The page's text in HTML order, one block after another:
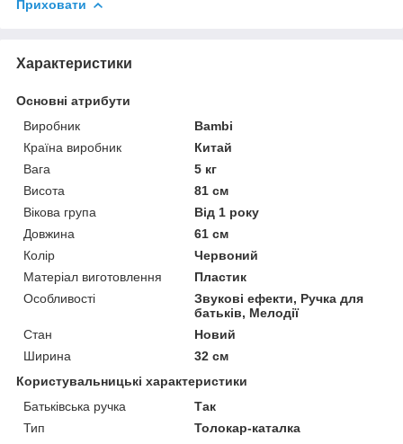
Приховати
Характеристики
Основні атрибути
Виробник
Bambi
Країна виробник
Китай
Вага
5 кг
Висота
81 см
Вікова група
Від 1 року
Довжина
61 см
Колір
Червоний
Матеріал виготовлення
Пластик
Особливості
Звукові ефекти, Ручка для
батьків, Мелодії
Стан
Новий
Ширина
32 см
Користувальницькі характеристики
Батьківська ручка
Так
Тип
Толокар-каталка